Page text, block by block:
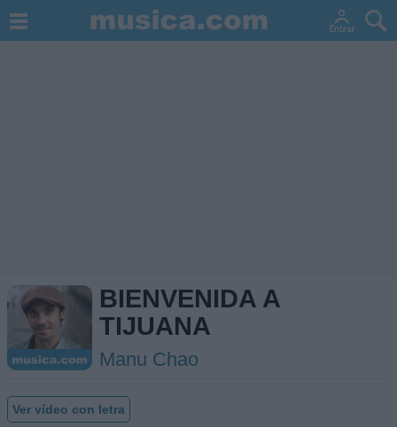
BIENVENIDA A
TIJUANA
Manu Chao
Ver vídeo con letra